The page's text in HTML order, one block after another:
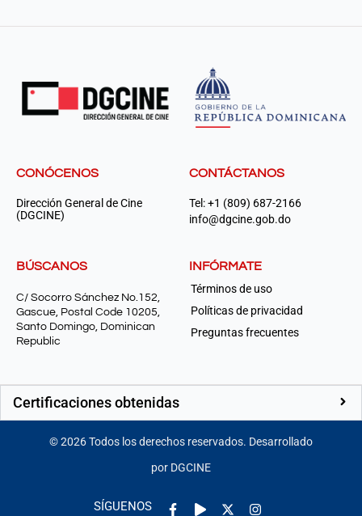
CONÓCENOS
Dirección General de Cine
(DGCINE)
CONTÁCTANOS
Tel: +1 (809) 687-2166
info@dgcine.gob.do
BÚSCANOS
C/ Socorro Sánchez No.152,
Gascue, Postal Code 10205,
Santo Domingo, Dominican
Republic
INFÓRMATE
Términos de uso
Políticas de privacidad
Preguntas frecuentes
Certificaciones obtenidas
©2026Todos los derechos reservados. Desarrollado
por DGCINE
SÍGUENOS
Facebook-
Play Instagram